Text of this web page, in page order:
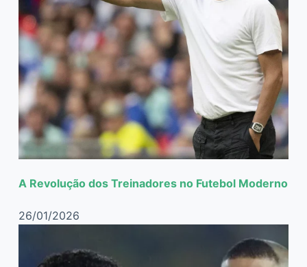
A Revolução dos Treinadores no Futebol Moderno
26/01/2026